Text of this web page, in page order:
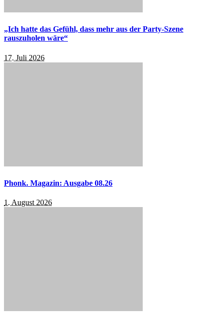
„Ich hatte das Gefühl, dass mehr aus der Party-Szene
rauszuholen wäre“
17. Juli 2026
Phonk. Magazin: Ausgabe 08.26
1. August 2026